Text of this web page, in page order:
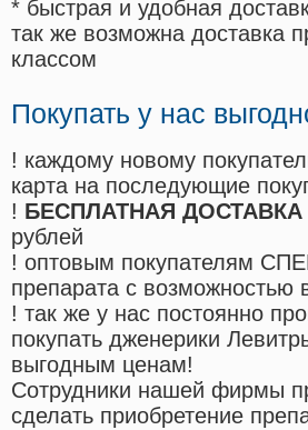
* быстрая и удобная
так же возможна доставка
классом
Покупать у нас
! каждому новому
карта на последующие
! БЕСПЛАТНАЯ ДОСТАВКА
рублей
! оптовым покупателям
препарата с возможностью
! так же у нас постоянно
покупать дженерики
выгодным ценам!
Cотрудники нашей фирмы
сделать приобретение